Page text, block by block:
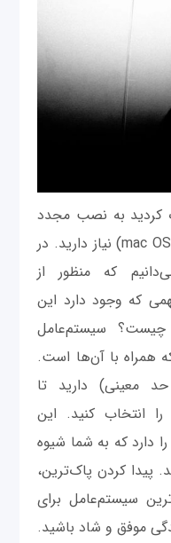
کردید به نصب مجدد
سیستم‌عامل (ویندوز، لینوکس یا mac OS) نیاز دارید. در
که منظور از
که وجود دارد این
سیستم‌عامل
همراه با آن‌ها است.
معینی) دارید تا
انتخاب کنید. این
دارد که به شما شیوه
پیدا کردن پاک‌ترین،
سیستم‌عامل برای
موفق و شاد باشید.